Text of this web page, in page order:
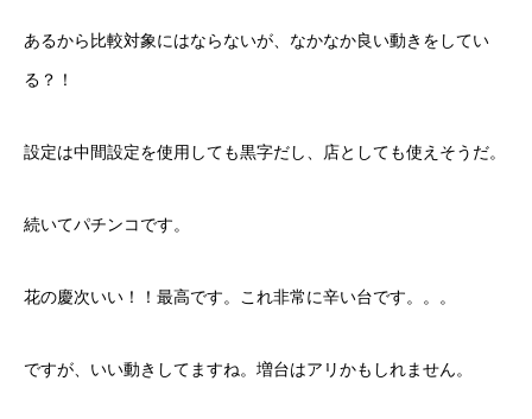
あるから比較対象にはならないが、なかなか良い動きをしてい
る？！
設定は中間設定を使用しても黒字だし、店としても使えそうだ。
続いてパチンコです。
花の慶次いい！！最高です。これ非常に辛い台です。。。
ですが、いい動きしてますね。増台はアリかもしれません。